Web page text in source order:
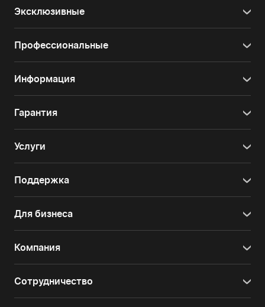
Эксклюзивные
Профессиональные
Информация
Гарантия
Услуги
Поддержка
Для бизнеса
Компания
Сотрудничество